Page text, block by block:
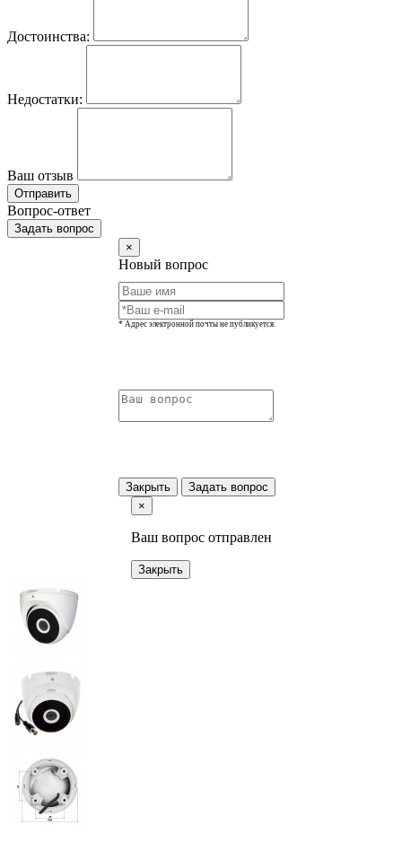
Достоинства:
Недостатки:
Ваш отзыв
Отправить
Вопрос-ответ
Задать вопрос
×
Новый вопрос
* Адрес электронной почты не публикуется.
Закрыть
Задать вопрос
×
Ваш вопрос отправлен
Закрыть